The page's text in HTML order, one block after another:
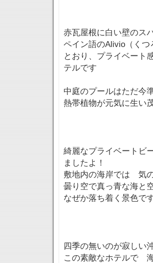
赤瓦屋根に白い壁のス
ペイン語のAlivio（く
とおり、プライベート
テルです
中庭のプールはただ今
熱帯植物が元気に生い
綺麗なプライベートビ
ましたよ！
敷地内の海岸では 気
曇り空で真っ青な海と
なぜか落ち着く景色で
四季の無いのが寂し
この素敵なホテルで